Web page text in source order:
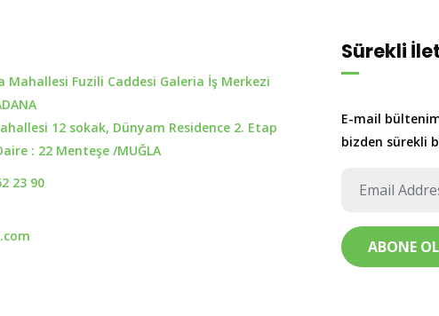
Mahallesi Fuzili Caddesi Galeria İş Merkezi
12 sokak, Dünyam Residence 2. Etap
: 22 Menteşe /MUĞLA
23 90
Sürekli
E-mail
bizden sürekli